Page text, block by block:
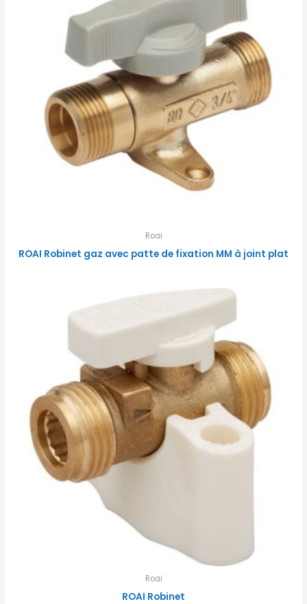
Roai
ROAI Robinet gaz avec patte de fixation MM à joint plat
Roai
ROAI Robinet